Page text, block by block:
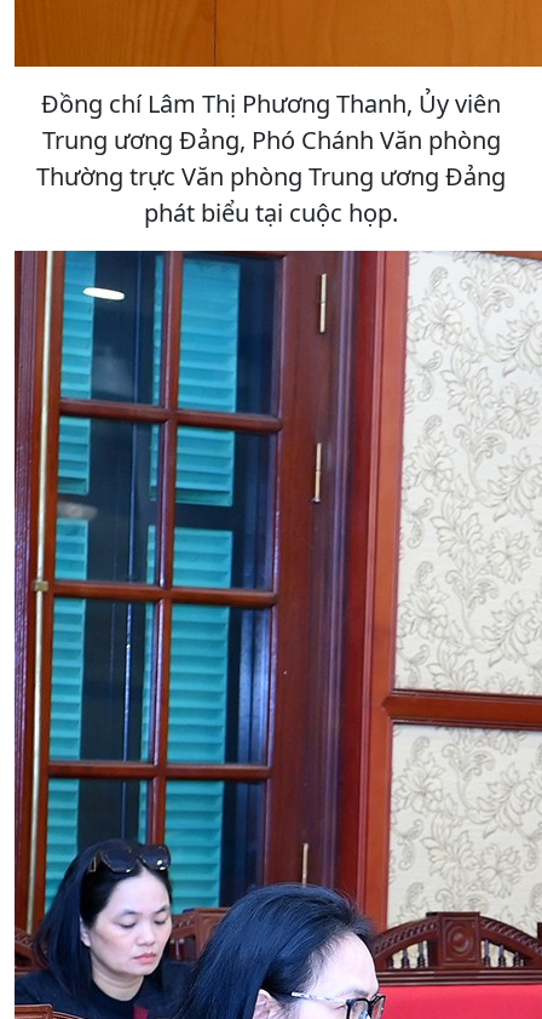
Đồng chí Lâm Thị Phương Thanh, Ủy viên
Trung ương Đảng, Phó Chánh Văn phòng
Thường trực Văn phòng Trung ương Đảng
phát biểu tại cuộc họp.